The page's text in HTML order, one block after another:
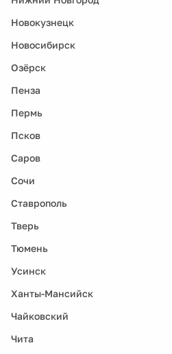
Новокузнецк
Новосибирск
Озёрск
Пенза
Пермь
Псков
Саров
Сочи
Ставрополь
Тверь
Тюмень
Усинск
Ханты-Мансийск
Чайковский
Чита